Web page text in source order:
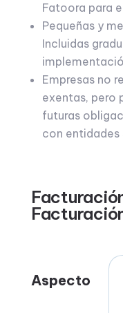
Fatoora para
Pequeñas y
Incluidas
Empresas no
exentas, pero
futuras
con entidades
Aspecto